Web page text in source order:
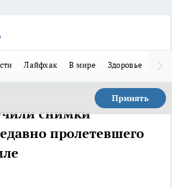
Лайфхак В мире Здоровье
Принять
снимки
пролетевшего